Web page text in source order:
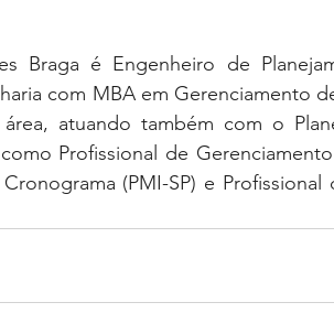
Braga é Engenheiro de
com MBA em Gerenciamento
atuando também com o
Profissional de
(PMI-SP) e